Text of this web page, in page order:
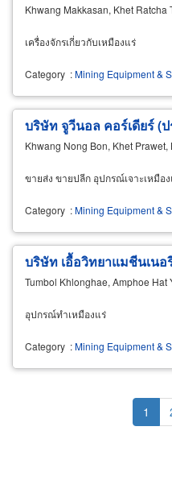
Khwang Makkasan, Khet Ratcha
เครื่องจักรเกี่ยวกับเหมืองแร่
Category :Mining Equipment &
บริษัท จูวีนอล คอร์เดียร์ (
Khwang Nong Bon, Khet Prawet,
ขายส่ง ขายปลีก อุปกรณ์เจาะเหมือ
Category :Mining Equipment &
บริษัท เอื้อวิทยาแมชีนเนอ
Tumbol Khlonghae, Amphoe Hat
อุปกรณ์ทำเหมืองแร่
Category :Mining Equipment &
page
1